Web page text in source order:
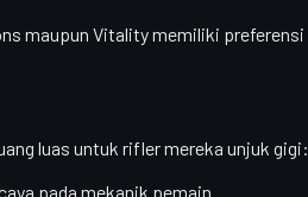
maupun Vitality memiliki
luas untuk rifler mereka unjuk gigi:
pada mekanik pemain.